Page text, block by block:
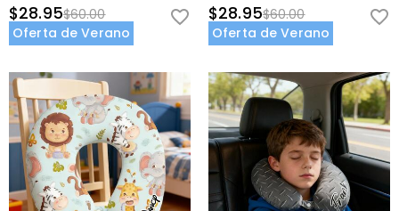
$28.95$60.00
Oferta de Verano
$28.95$60.00
Oferta de Verano